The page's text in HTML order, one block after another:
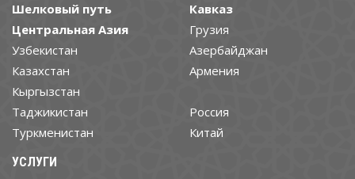
Шелковый путь
Центральная Азия
Узбекистан
Казахстан
Кыргызстан
Таджикистан
Туркменистан
Кавказ
Грузия
Азербайджан
Армения
Россия
Китай
УСЛУГИ